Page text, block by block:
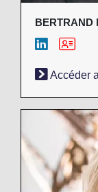
BERTRAND
Accéder